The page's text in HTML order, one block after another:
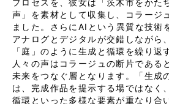
声」を素材として収集し、コラージ
ました。さらにAIという異質な技術
アナログとデジタルが交錯しながら
「庭」のように生成と循環を繰り返
人々の声はコラージュの断片である
未来をつなぐ層となります。「生成
は、完成作品を提示する場ではなく
循環といった多様な要素が重なり合